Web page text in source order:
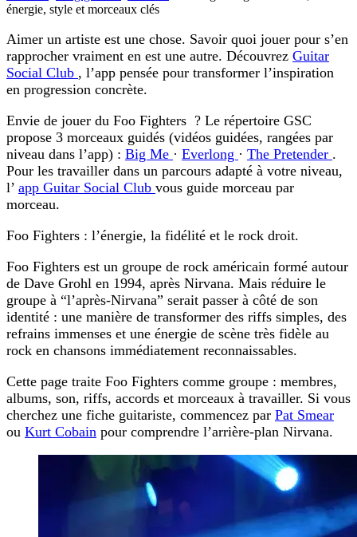
énergie, style et morceaux clés
Aimer un artiste est une chose. Savoir quoi jouer pour s’en
rapprocher vraiment en est une autre. Découvrez Guitar
Social Club , l’app pensée pour transformer l’inspiration
en progression concrète.
Envie de jouer du Foo Fighters ? Le répertoire GSC
propose 3 morceaux guidés (vidéos guidées, rangées par
niveau dans l’app) : Big Me · Everlong · The Pretender .
Pour les travailler dans un parcours adapté à votre niveau,
l’ app Guitar Social Club vous guide morceau par
morceau.
Foo Fighters : l’énergie, la fidélité et le rock droit.
Foo Fighters est un groupe de rock américain formé autour
de Dave Grohl en 1994, après Nirvana. Mais réduire le
groupe à “l’après-Nirvana” serait passer à côté de son
identité : une manière de transformer des riffs simples, des
refrains immenses et une énergie de scène très fidèle au
rock en chansons immédiatement reconnaissables.
Cette page traite Foo Fighters comme groupe : membres,
albums, son, riffs, accords et morceaux à travailler. Si vous
cherchez une fiche guitariste, commencez par Pat Smear
ou Kurt Cobain pour comprendre l’arrière-plan Nirvana.